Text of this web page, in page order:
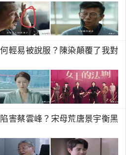
輕易被說服？陳染顛覆了我對
害蔡雲峰？宋母荒唐景宇衡黑